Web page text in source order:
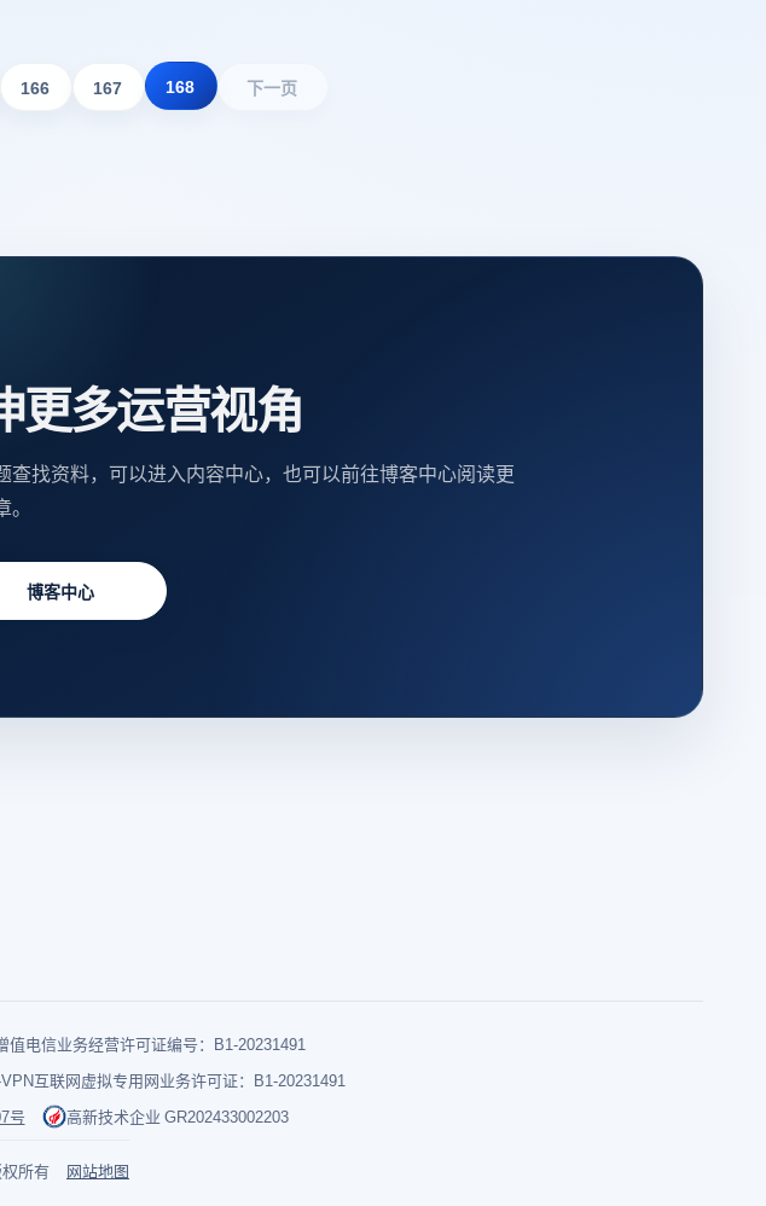
166 167 168 下一页
更多运营视角
找资料，可以进入内容中心，也可以前往博客中心阅读更
博客中心
值电信业务经营许可证编号：B1-20231491
互联网虚拟专用网业务许可证：B1-20231491
号 高新技术企业 GR202433002203
所有 网站地图